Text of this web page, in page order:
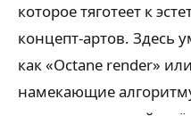
которое тяготеет к
концепт-артов. Здесь
как «Octane render»
намекающие